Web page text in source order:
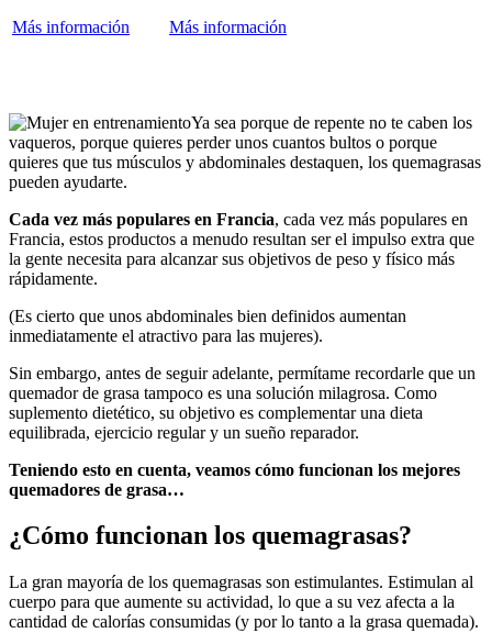
Más información
Más información
Ya sea porque de repente no te caben los
vaqueros, porque quieres perder unos cuantos bultos o porque
quieres que tus músculos y abdominales destaquen, los quemagrasas
pueden ayudarte.
Cada vez más populares en Francia, cada vez más populares en
Francia, estos productos a menudo resultan ser el impulso extra que
la gente necesita para alcanzar sus objetivos de peso y físico más
rápidamente.
(Es cierto que unos abdominales bien definidos aumentan
inmediatamente el atractivo para las mujeres).
Sin embargo, antes de seguir adelante, permítame recordarle que un
quemador de grasa tampoco es una solución milagrosa. Como
suplemento dietético, su objetivo es complementar una dieta
equilibrada, ejercicio regular y un sueño reparador.
Teniendo esto en cuenta, veamos cómo funcionan los mejores
quemadores de grasa…
¿Cómo funcionan los quemagrasas?
La gran mayoría de los quemagrasas son estimulantes. Estimulan al
cuerpo para que aumente su actividad, lo que a su vez afecta a la
cantidad de calorías consumidas (y por lo tanto a la grasa quemada).